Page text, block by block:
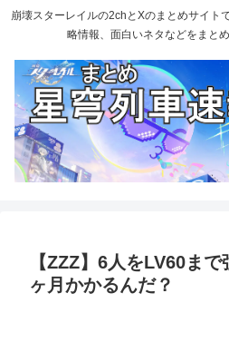
崩壊スターレイルの2chとXのまとめサイト
略情報、面白いネタなどをまと
【ZZZ】6人をLV60ま
ヶ月かかるんだ？